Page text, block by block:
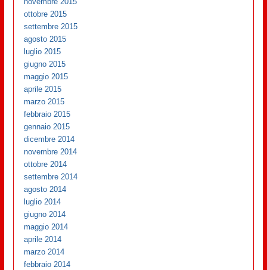
ottobre 2015
settembre 2015
agosto 2015
luglio 2015
giugno 2015
maggio 2015
aprile 2015
marzo 2015
febbraio 2015
gennaio 2015
dicembre 2014
novembre 2014
ottobre 2014
settembre 2014
agosto 2014
luglio 2014
giugno 2014
maggio 2014
aprile 2014
marzo 2014
febbraio 2014